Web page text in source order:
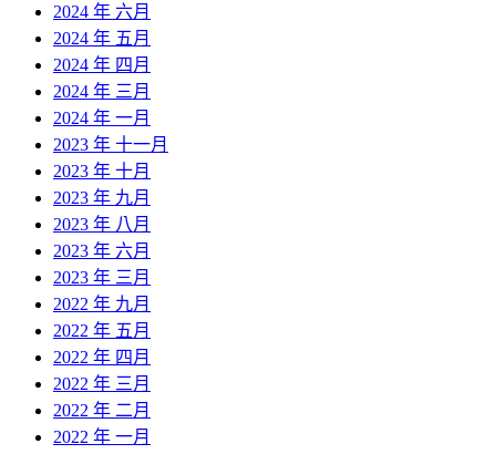
2024 年 六月
2024 年 五月
2024 年 四月
2024 年 三月
2024 年 一月
2023 年 十一月
2023 年 十月
2023 年 九月
2023 年 八月
2023 年 六月
2023 年 三月
2022 年 九月
2022 年 五月
2022 年 四月
2022 年 三月
2022 年 二月
2022 年 一月